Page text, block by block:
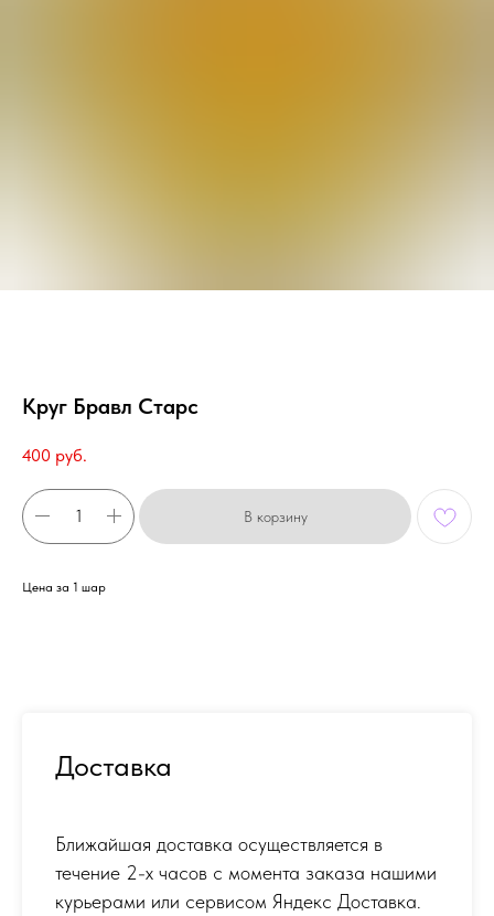
Круг Бравл Старс
400 руб.
В корзину
Цена за 1 шар
Доставка
Ближайшая доставка осуществляется в
течение 2-х часов с момента заказа нашими
курьерами или сервисом Яндекс Доставка.